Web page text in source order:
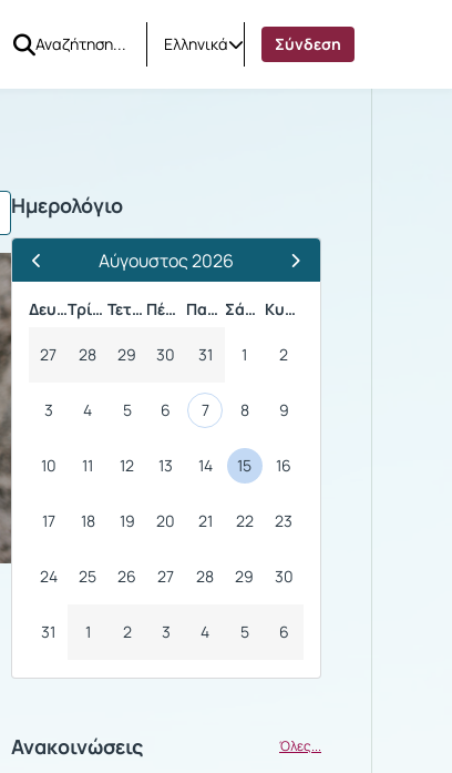
Ελληνικά Σύνδεση
Ημερολόγιο
Προηγούμενος Μήνας
Αύγουστος 2026
Επόμενος Μήνας
Δευτέρα
Τρίτη Τετάρτη Πέμπτη Παρασκευή Σάββατο Κυριακή
27 28 29 30 31 1 2
3 4 5 6 7 8 9
10 11 12 13 14 15 16
17 18 19 20 21 22 23
24 25 26 27 28 29 30
31 1 2 3 4 5 6
Ανακοινώσεις Όλες...